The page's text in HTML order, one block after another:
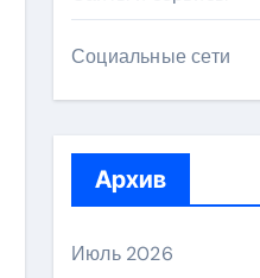
Социальные сети
Архив
Июль 2026